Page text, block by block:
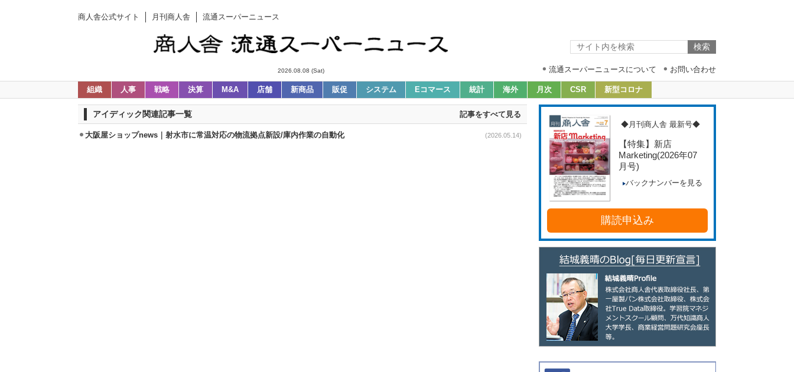
商人舎公式サイト 月刊商人舎 流通スーパーニュース
2026.08.08 (Sat) 流通スーパーニュースについて お問い合わせ
組織 人事 戦略 決算 M&A 店舗 新商品 販促 システム Eコマース 統計 海外 月次 CSR 新型コロナ
アイディック関連記事一覧 記事をすべて見る
大阪屋ショップnews｜射水市に常温対応の物流拠点新設/庫内作業の自動化 (2026.05.14)
◆月刊商人舎 最新号◆
【特集】新店
Marketing(2026年07
月号)
バックナンバーを見る
購読申込み